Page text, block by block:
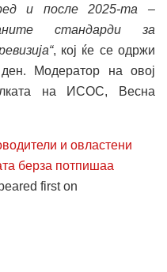
и после 2025-та –
стандарди за
, кој ќе се одржи
Модератор на овој
на ИСОС, Весна
и овластени
берза потпишаа
first on